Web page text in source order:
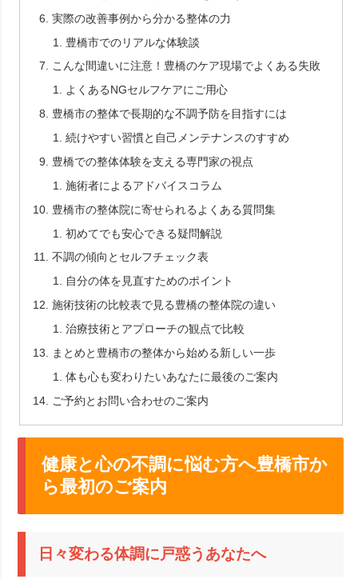
実際の改善事例から分かる整体の力
豊橋市でのリアルな体験談
こんな間違いに注意！豊橋のケア現場でよくある失敗
よくあるNGセルフケアにご用心
豊橋市の整体で長期的な不調予防を目指すには
続けやすい習慣と自己メンテナンスのすすめ
豊橋での整体体験を支える専門家の視点
施術者によるアドバイスコラム
豊橋市の整体院に寄せられるよくある質問集
初めてでも安心できる疑問解説
不調の傾向とセルフチェック表
自分の体を見直すためのポイント
施術技術の比較表で見る豊橋の整体院の違い
治療技術とアプローチの観点で比較
まとめと豊橋市の整体から始める新しい一歩
体も心も変わりたいあなたに最後のご案内
ご予約とお問い合わせのご案内
健康と心の不調に悩む方へ豊橋市か
ら最初のご案内
日々変わる体調に戸惑うあなたへ